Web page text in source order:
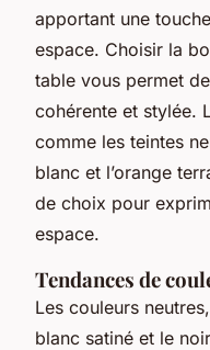
apportant une
espace. Choisir la
table vous permet
cohérente et stylée.
comme les teintes
blanc et l’orange
de choix pour
espace.
Tendances de
Les couleurs
blanc satiné et le